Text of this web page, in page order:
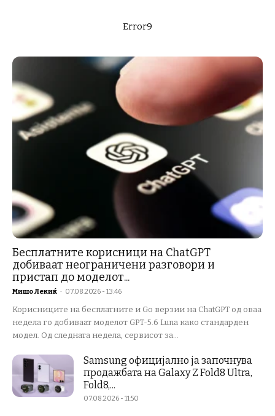
Error9
Бесплатните корисници на ChatGPT
добиваат неограничени разговори и
пристап до моделот...
Мишо Лекиќ - 07.08.2026 - 13:46
Корисниците на бесплатните и Go верзии на ChatGPT од оваа
недела го добиваат моделот GPT-5.6 Luna како стандарден
модел. Од следната недела, сервисот за...
Samsung официјално ја започнува
продажбата на Galaxy Z Fold8 Ultra,
Fold8,...
07.08.2026 - 11:50